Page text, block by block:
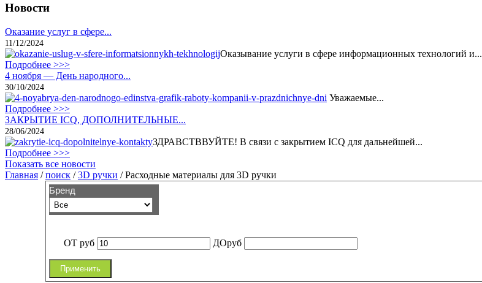
Новости
Оказание услуг в сфере...
11/12/2024
Оказывание услуги в сфере информационных технологий и...
Подробнее >>>
4 ноября — День народного...
30/10/2024
Уважаемые...
Подробнее >>>
ЗАКРЫТИЕ ICQ, ДОПОЛНИТЕЛЬНЫЕ...
28/06/2024
ЗДРАВСТВВУЙТЕ! В связи с закрытием ICQ для дальнейшей...
Подробнее >>>
Показать все новости
Главная /поиск /3D ручки /Расходные материалы для 3D ручки
Бренд
ОТ руб ДОруб
Применить